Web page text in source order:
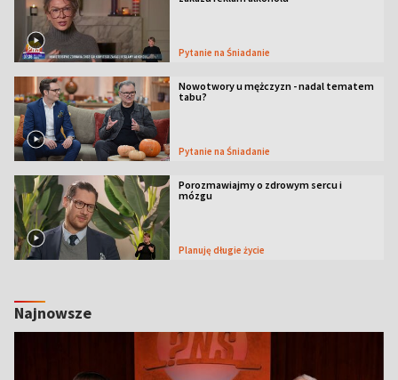
Pytanie na Śniadanie
Nowotwory u mężczyzn - nadal tematem
tabu?
Pytanie na Śniadanie
Porozmawiajmy o zdrowym sercu i
mózgu
Planuję długie życie
Najnowsze